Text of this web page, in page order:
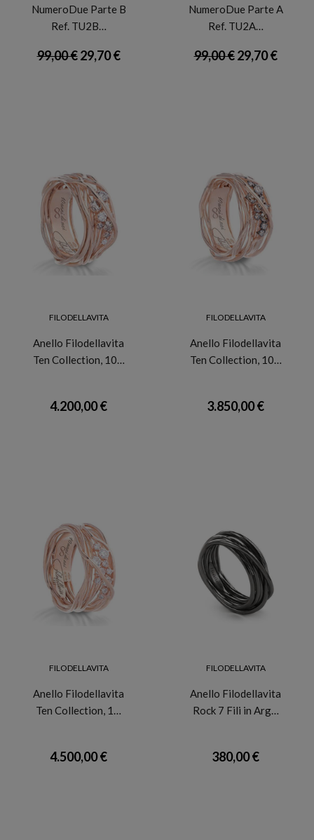
NumeroDue Parte B
Ref. TU2B…
99,00 €29,70 €
NumeroDue Parte A
Ref. TU2A…
99,00 €29,70 €
FILODELLAVITA
Anello Filodellavita
Ten Collection, 10…
4.200,00 €
FILODELLAVITA
Anello Filodellavita
Ten Collection, 10…
3.850,00 €
FILODELLAVITA
Anello Filodellavita
Ten Collection, 1…
4.500,00 €
FILODELLAVITA
Anello Filodellavita
Rock 7 Fili in Arg…
380,00 €